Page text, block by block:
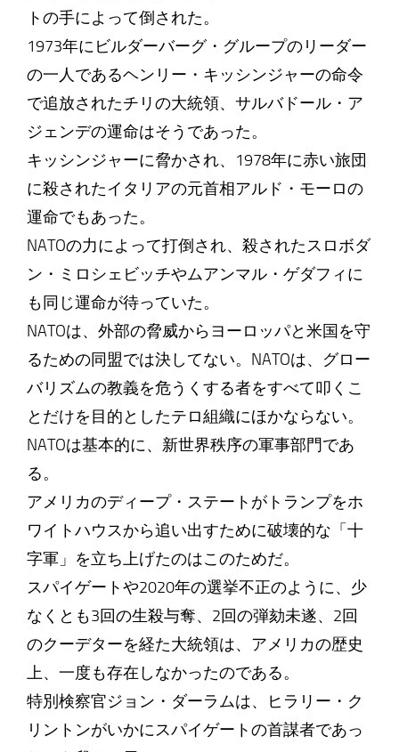
トの手によって倒された。
1973年にビルダーバーグ・グループのリーダー
の一人であるヘンリー・キッシンジャーの命令
で追放されたチリの大統領、サルバドール・ア
ジェンデの運命はそうであった。
キッシンジャーに脅かされ、1978年に赤い旅団
に殺されたイタリアの元首相アルド・モーロの
運命でもあった。
NATOの力によって打倒され、殺されたスロボダ
ン・ミロシェビッチやムアンマル・ゲダフィに
も同じ運命が待っていた。
NATOは、外部の脅威からヨーロッパと米国を守
るための同盟では決してない。NATOは、グロー
バリズムの教義を危うくする者をすべて叩くこ
とだけを目的としたテロ組織にほかならない。
NATOは基本的に、新世界秩序の軍事部門であ
る。
アメリカのディープ・ステートがトランプをホ
ワイトハウスから追い出すために破壊的な「十
字軍」を立ち上げたのはこのためだ。
スパイゲートや2020年の選挙不正のように、少
なくとも3回の生殺与奪、2回の弾劾未遂、2回
のクーデターを経た大統領は、アメリカの歴史
上、一度も存在しなかったのである。
特別検察官ジョン・ダーラムは、ヒラリー・ク
リントンがいかにスパイゲートの首謀者であっ